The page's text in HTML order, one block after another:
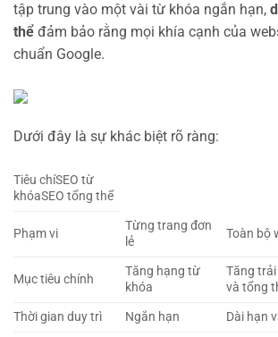
tập trung vào một vài từ khóa ngắn hạn,
thể đảm bảo rằng mọi khía cạnh của
chuẩn Google.
Dưới đây là sự khác biệt rõ ràng:
Tiêu chíSEO từ
khóaSEO tổng thể
Phạm vi
Từng trang đơn
lẻ
Toàn bộ
Mục tiêu chính
Tăng hạng từ
khóa
Tăng
và tổng
Thời gian duy trì
Ngắn hạn Dài hạn